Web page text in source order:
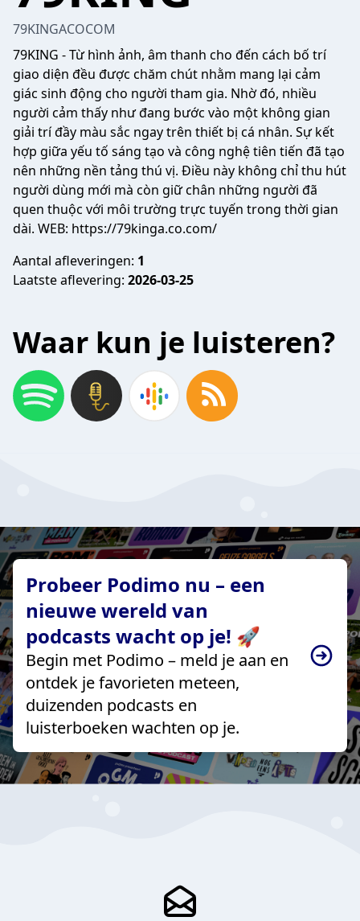
79KINGACOCOM
79KING - Từ hình ảnh, âm thanh cho đến cách bố trí
giao diện đều được chăm chút nhằm mang lại cảm
giác sinh động cho người tham gia. Nhờ đó, nhiều
người cảm thấy như đang bước vào một không gian
giải trí đầy màu sắc ngay trên thiết bị cá nhân. Sự kết
hợp giữa yếu tố sáng tạo và công nghệ tiên tiến đã tạo
nên những nền tảng thú vị. Điều này không chỉ thu hút
người dùng mới mà còn giữ chân những người đã
quen thuộc với môi trường trực tuyến trong thời gian
dài. WEB: https://79kinga.co.com/
Aantal afleveringen: 1
Laatste aflevering: 2026-03-25
Waar kun je luisteren?
Probeer Podimo nu – een
nieuwe wereld van
podcasts wacht op je! 🚀
Begin met Podimo – meld je aan en
ontdek je favorieten meteen,
duizenden podcasts en
luisterboeken wachten op je.